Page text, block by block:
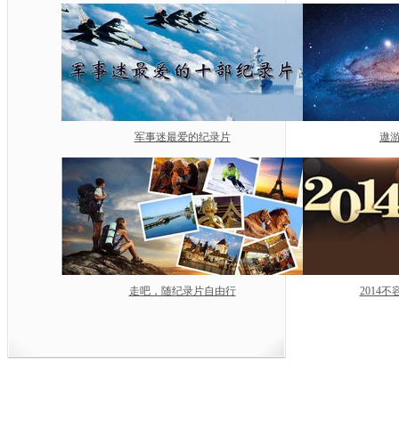
军事迷最爱的纪录片
走吧，随纪录片自由行
遨
2014不